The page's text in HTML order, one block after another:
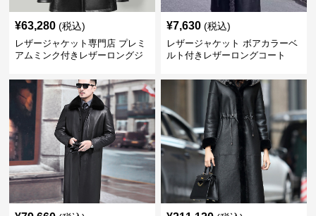
¥63,280 (税込)
レザージャケット専門店 プレミ
アムミンク付きレザーロングジ
¥7,630 (税込)
レザージャケット ボアカラーベ
ルト付きレザーロングコート